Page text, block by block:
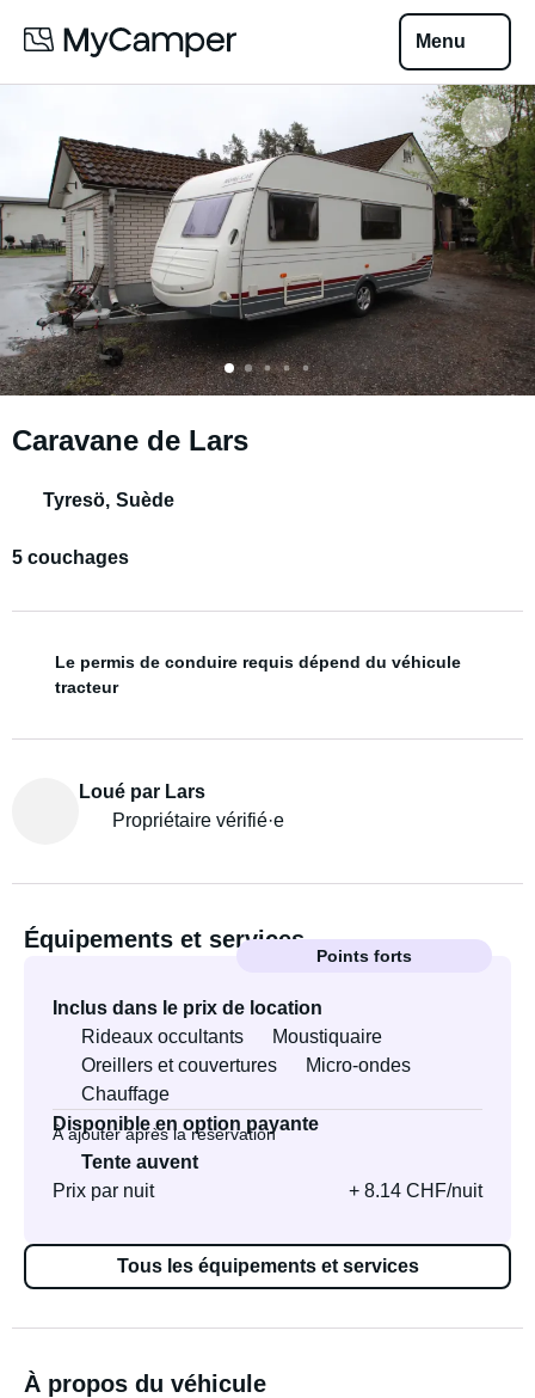
Menu
Caravane de Lars
Tyresö, Suède
5 couchages
Le permis de conduire requis dépend du véhicule
tracteur
Loué par Lars
Propriétaire vérifié·e
Équipements et services
Points forts
Inclus dans le prix de location
Rideaux occultants
Moustiquaire
Oreillers et couvertures
Micro-ondes
Chauffage
Disponible en option payante
À ajouter après la réservation
Tente auvent
Prix par nuit
+ 8.14 CHF/nuit
Tous les équipements et services
À propos du véhicule